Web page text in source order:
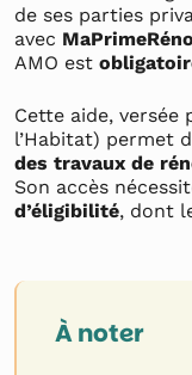
de ses parties
avec
AMO est
Cette aide, versée
l’Habitat) permet
des travaux de
Son accès
d’éligibilité, dont
À noter